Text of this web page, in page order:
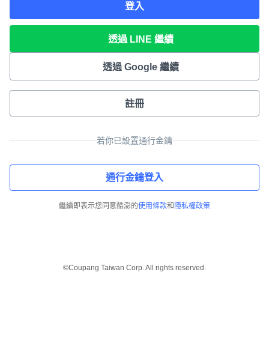
登入
透過 LINE 繼續
透過 Google 繼續
註冊
若你已設置通行金鑰
通行金鑰登入
繼續即表示您同意酷澎的使用條款和 隱私權政策
©Coupang Taiwan Corp. All rights reserved.